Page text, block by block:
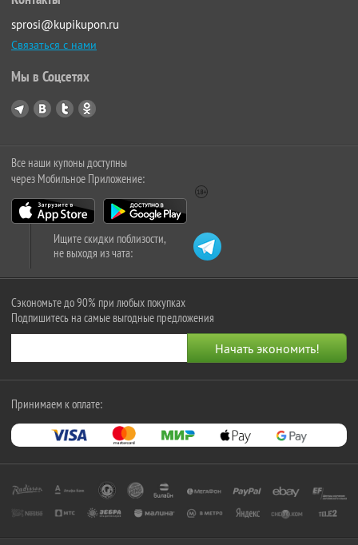
sprosi@kupikupon.ru
Связаться с нами
Мы в Соцсетях
Все наши купоны доступны
через Мобильное Приложение:
Ищите скидки поблизости,
не выходя из чата:
Сэкономьте до 90% при любых покупках
Подпишитесь на самые выгодные предложения
Принимаем к оплате: